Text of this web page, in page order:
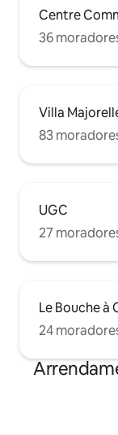
Centre
36
Villa
83
UGC
27
Le Bouche à
24